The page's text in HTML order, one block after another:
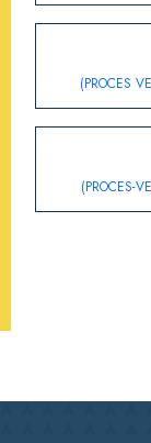
(PROCES
(PROCES-